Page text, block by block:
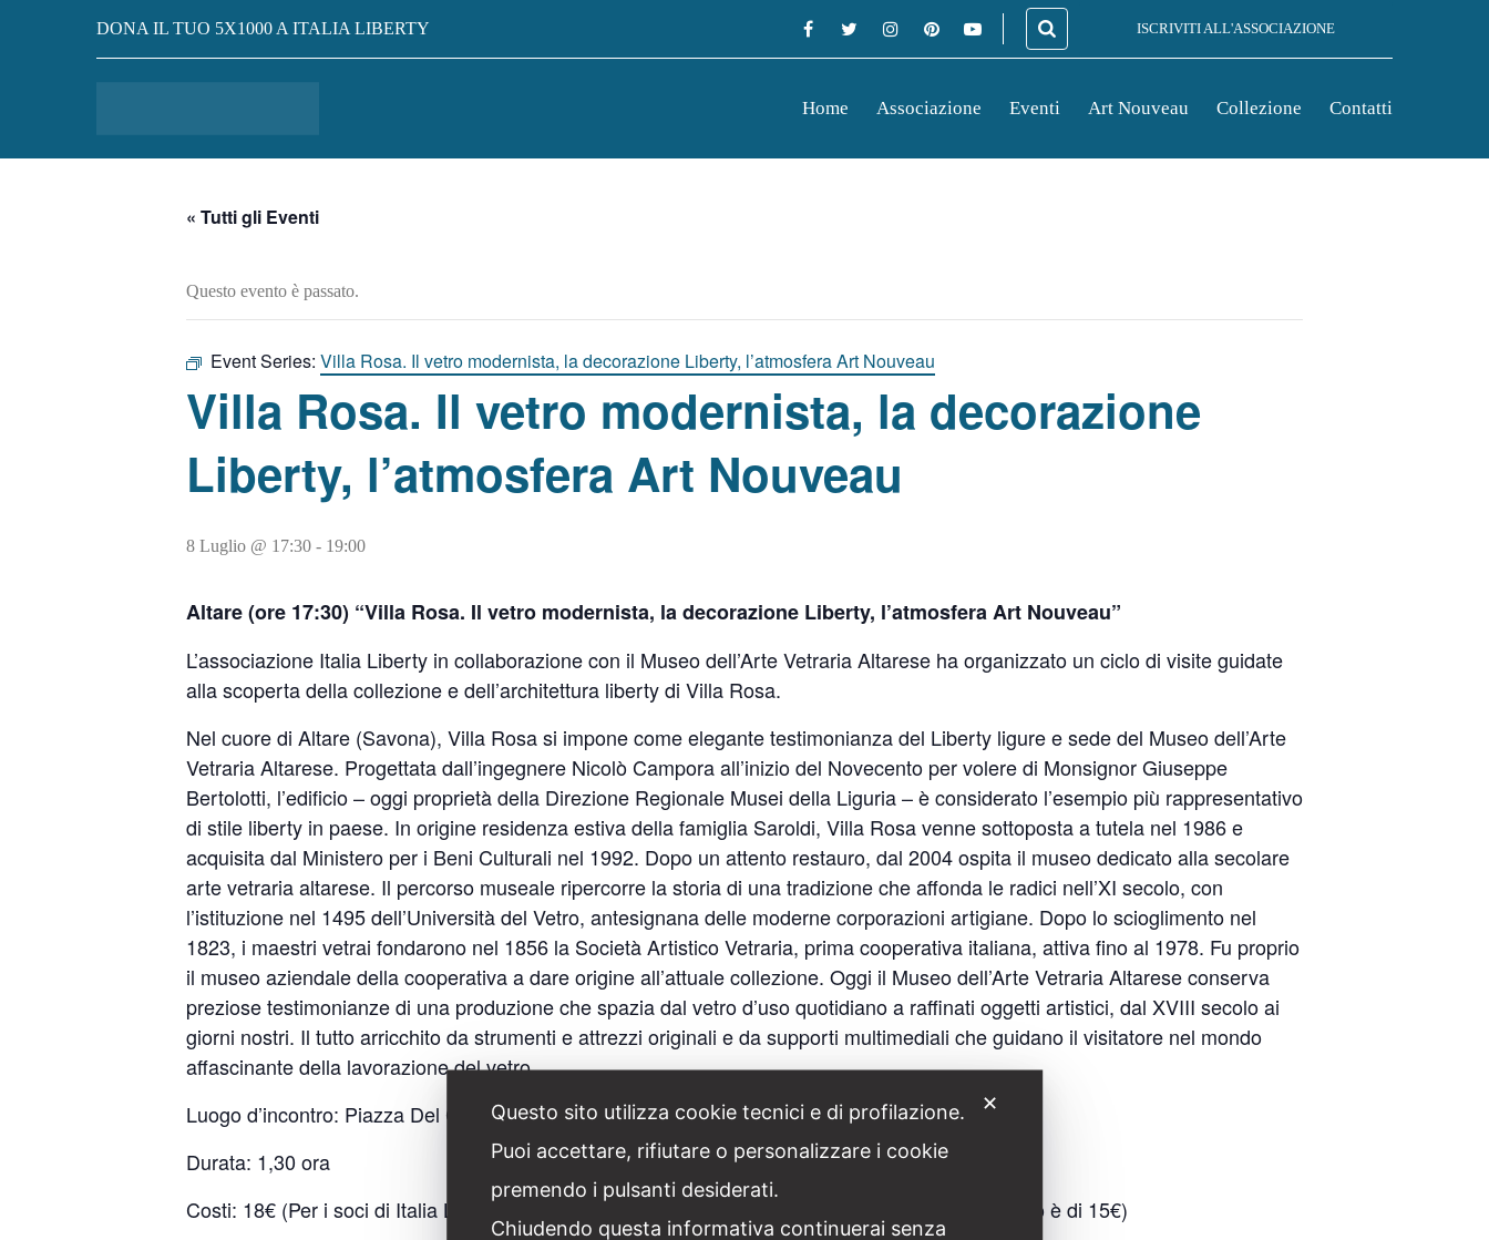
DONA IL TUO 5X1000 A ITALIA LIBERTY ISCRIVITI ALL'ASSOCIAZIONE
Home Associazione Eventi Art Nouveau Collezione Contatti
« Tutti gli Eventi
Questo evento è passato.
Event Series: Villa Rosa. Il vetro modernista, la decorazione Liberty, l’atmosfera Art Nouveau
Villa Rosa. Il vetro modernista, la decorazione
Liberty, l’atmosfera Art Nouveau
8 Luglio @ 17:30 - 19:00
Altare (ore 17:30) “Villa Rosa. Il vetro modernista, la decorazione Liberty, l’atmosfera Art Nouveau”
L’associazione Italia Liberty in collaborazione con il Museo dell’Arte Vetraria Altarese ha organizzato un ciclo di visite guidate
alla scoperta della collezione e dell’architettura liberty di Villa Rosa.
Nel cuore di Altare (Savona), Villa Rosa si impone come elegante testimonianza del Liberty ligure e sede del Museo dell’Arte
Vetraria Altarese. Progettata dall’ingegnere Nicolò Campora all’inizio del Novecento per volere di Monsignor Giuseppe
Bertolotti, l’edificio – oggi proprietà della Direzione Regionale Musei della Liguria – è considerato l’esempio più rappresentativo
di stile liberty in paese. In origine residenza estiva della famiglia Saroldi, Villa Rosa venne sottoposta a tutela nel 1986 e
acquisita dal Ministero per i Beni Culturali nel 1992. Dopo un attento restauro, dal 2004 ospita il museo dedicato alla secolare
arte vetraria altarese. Il percorso museale ripercorre la storia di una tradizione che affonda le radici nell’XI secolo, con
l’istituzione nel 1495 dell’Università del Vetro, antesignana delle moderne corporazioni artigiane. Dopo lo scioglimento nel
1823, i maestri vetrai fondarono nel 1856 la Società Artistico Vetraria, prima cooperativa italiana, attiva fino al 1978. Fu proprio
il museo aziendale della cooperativa a dare origine all’attuale collezione. Oggi il Museo dell’Arte Vetraria Altarese conserva
preziose testimonianze di una produzione che spazia dal vetro d’uso quotidiano a raffinati oggetti artistici, dal XVIII secolo ai
giorni nostri. Il tutto arricchito da strumenti e attrezzi originali e da supporti multimediali che guidano il visitatore nel mondo
affascinante della lavorazione del vetro.
Luogo d’incontro: Piazza Del Consolato 4
Durata: 1,30 ora
Costi: 18€ (Per i soci di Italia Liberty è tutto gratuito mentre per i soci Touring Club Italiano il costo è di 15€)
✕
Questo sito utilizza cookie tecnici e di profilazione.
Puoi accettare, rifiutare o personalizzare i cookie
premendo i pulsanti desiderati.
Chiudendo questa informativa continuerai senza